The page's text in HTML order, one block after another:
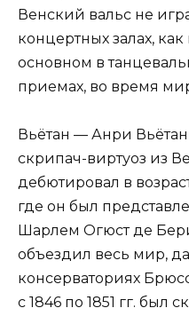
Венский вальс не
концертных залах,
основном в
приемах, во время
Вьётан — Анри Вьётан
скрипач-виртуоз из
дебютировал в
где он был
Шарлем Огюст де
объездил весь мир,
консерваториях
с 1846 по 1851 гг. был